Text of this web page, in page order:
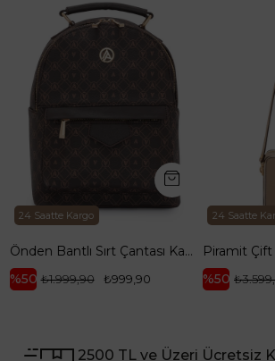
24 Saatte Kargo
Önden Bantlı Sırt Çantası Kahverengi ARM 165
%50
₺999,90
₺1.999,90
24 Saatte
%50
2500 TL ve Üzeri Ücretsiz